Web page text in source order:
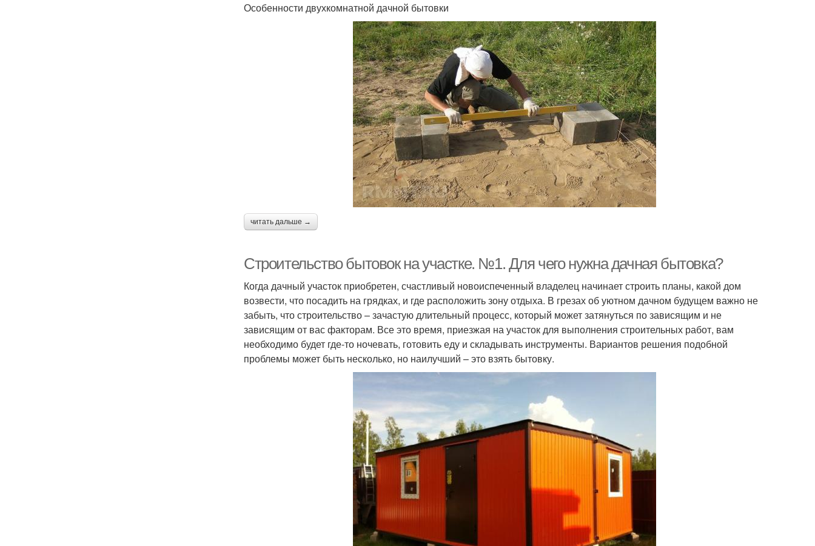
Особенности двухкомнатной дачной бытовки
читать дальше →
Строительство бытовок на участке. №1. Для чего нужна дачная бытовка?
Когда дачный участок приобретен, счастливый новоиспеченный владелец начинает строить планы, какой дом
возвести, что посадить на грядках, и где расположить зону отдыха. В грезах об уютном дачном будущем важно не
забыть, что строительство – зачастую длительный процесс, который может затянуться по зависящим и не
зависящим от вас факторам. Все это время, приезжая на участок для выполнения строительных работ, вам
необходимо будет где-то ночевать, готовить еду и складывать инструменты. Вариантов решения подобной
проблемы может быть несколько, но наилучший – это взять бытовку.